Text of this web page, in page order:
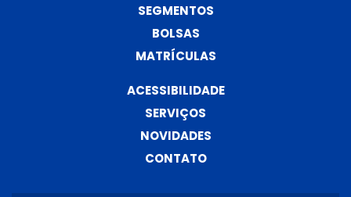
SEGMENTOS
BOLSAS
MATRÍCULAS
ACESSIBILIDADE
SERVIÇOS
NOVIDADES
CONTATO